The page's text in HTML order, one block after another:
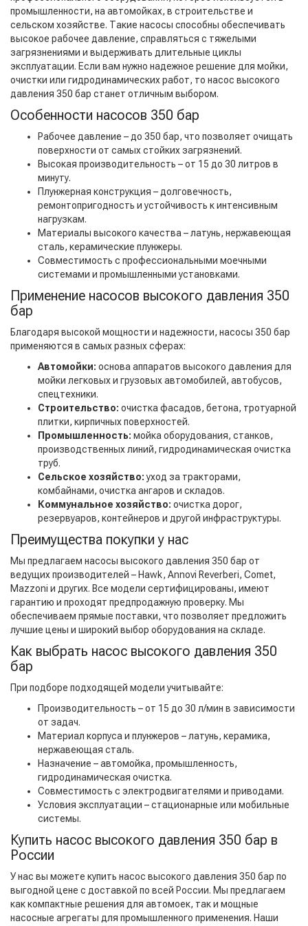
промышленности, на автомойках, в строительстве и
сельском хозяйстве. Такие насосы способны обеспечивать
высокое рабочее давление, справляться с тяжелыми
загрязнениями и выдерживать длительные циклы
эксплуатации. Если вам нужно надежное решение для мойки,
очистки или гидродинамических работ, то насос высокого
давления 350 бар станет отличным выбором.
Особенности насосов 350 бар
Рабочее давление – до 350 бар, что позволяет очищать
поверхности от самых стойких загрязнений.
Высокая производительность – от 15 до 30 литров в
минуту.
Плунжерная конструкция – долговечность,
ремонтопригодность и устойчивость к интенсивным
нагрузкам.
Материалы высокого качества – латунь, нержавеющая
сталь, керамические плунжеры.
Совместимость с профессиональными моечными
системами и промышленными установками.
Применение насосов высокого давления 350
бар
Благодаря высокой мощности и надежности, насосы 350 бар
применяются в самых разных сферах:
Автомойки: основа аппаратов высокого давления для
мойки легковых и грузовых автомобилей, автобусов,
спецтехники.
Строительство: очистка фасадов, бетона, тротуарной
плитки, кирпичных поверхностей.
Промышленность: мойка оборудования, станков,
производственных линий, гидродинамическая очистка
труб.
Сельское хозяйство:уход за тракторами,
комбайнами, очистка ангаров и складов.
Коммунальное хозяйство: очистка дорог,
резервуаров, контейнеров и другой инфраструктуры.
Преимущества покупки у нас
Мы предлагаем насосы высокого давления 350 бар от
ведущих производителей – Hawk, Annovi Reverberi, Comet,
Mazzoni и других. Все модели сертифицированы, имеют
гарантию и проходят предпродажную проверку. Мы
обеспечиваем прямые поставки, что позволяет предложить
лучшие цены и широкий выбор оборудования на складе.
Как выбрать насос высокого давления 350
бар
При подборе подходящей модели учитывайте:
Производительность – от 15 до 30 л/мин в зависимости
от задач.
Материал корпуса и плунжеров – латунь, керамика,
нержавеющая сталь.
Назначение – автомойка, промышленность,
гидродинамическая очистка.
Совместимость с электродвигателями и приводами.
Условия эксплуатации – стационарные или мобильные
системы.
Купить насос высокого давления 350 бар в
России
У нас вы можете купить насос высокого давления 350 бар по
выгодной цене с доставкой по всей России. Мы предлагаем
как компактные решения для автомоек, так и мощные
насосные агрегаты для промышленного применения. Наши